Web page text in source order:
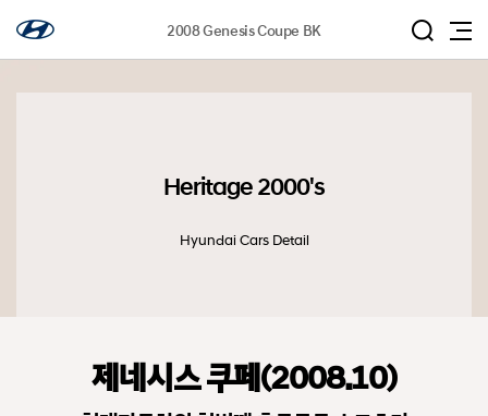
2008 Genesis Coupe BK
Heritage 2000's
Hyundai Cars Detail
제네시스 쿠페(2008.10)